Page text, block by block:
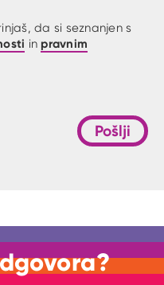
da si seznanjen s
in pravnim
Pošlji